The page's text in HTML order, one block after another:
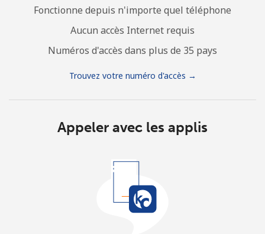
Fonctionne depuis n'importe quel téléphone
Aucun accès Internet requis
Numéros d'accès dans plus de 35 pays
Trouvez votre numéro d'accès →
Appeler avec les applis